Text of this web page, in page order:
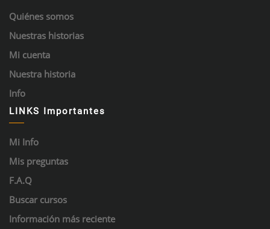
Quiénes somos
Nuestras historias
Mi cuenta
Nuestra historia
Info
LINKS Importantes
Mi Info
Mis preguntas
F.A.Q
Buscar cursos
Información más reciente